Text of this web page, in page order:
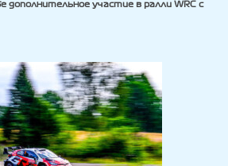
дополнительное участие в ралли WRC с